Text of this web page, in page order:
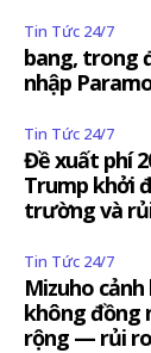
Tin Tức 24/7
bang, trong
nhập
Tin Tức 24/7
Đề xuất phí
Trump khởi
trường và
Tin Tức 24/7
Mizuho
không đồng
rộng — rủi ro